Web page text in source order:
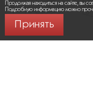
Продолжая находиться на сайте, вы
Подробную информацию можно
Принять